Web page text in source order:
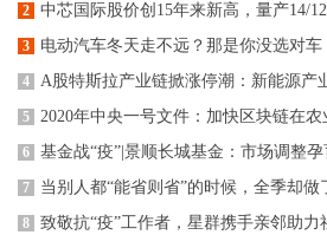
2 中芯国际股价创15年来新高，量产14/
3 电动汽车冬天走不远？那是你没选对车
4 A股特斯拉产业链掀涨停潮：新能源产
5 2020年中央一号文件：加快区块链在农
6 基金战“疫”|景顺长城基金：市场调整
7 当别人都“能省则省”的时候，全季却做
8 致敬抗“疫”工作者，星群携手亲邻助力